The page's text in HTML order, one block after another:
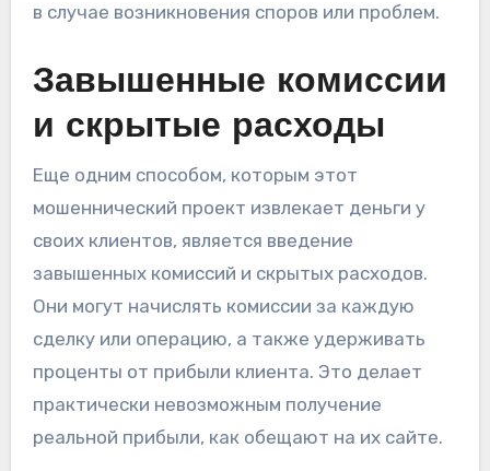
в случае возникновения споров или проблем.
Завышенные комиссии
и скрытые расходы
Еще одним способом, которым этот
мошеннический проект извлекает деньги у
своих клиентов, является введение
завышенных комиссий и скрытых расходов.
Они могут начислять комиссии за каждую
сделку или операцию, а также удерживать
проценты от прибыли клиента. Это делает
практически невозможным получение
реальной прибыли, как обещают на их сайте.